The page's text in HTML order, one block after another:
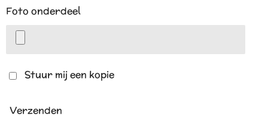
Foto onderdeel
Stuur mij een kopie
Verzenden